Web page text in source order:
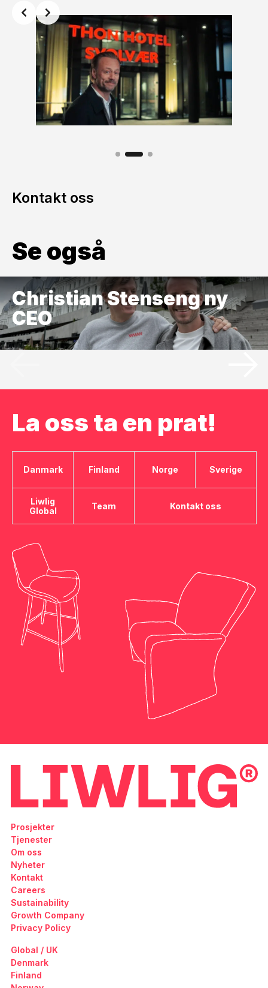
Slide 2 of 3
Kontakt oss
Se også
Christian Stenseng ny
CEO
La oss ta en prat!
Danmark Finland Norge Sverige
Liwlig
Global
Team Kontakt oss
Prosjekter
Tjenester
Om oss
Nyheter
Kontakt
Careers
Sustainability
Growth Company
Privacy Policy
Global / UK
Denmark
Finland